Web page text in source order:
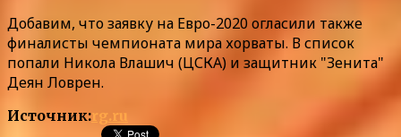
Добавим, что заявку на Евро-2020 огласили также
финалисты чемпионата мира хорваты. В список
попали Никола Влашич (ЦСКА) и защитник "Зенита"
Деян Ловрен.
Источник:rg.ru